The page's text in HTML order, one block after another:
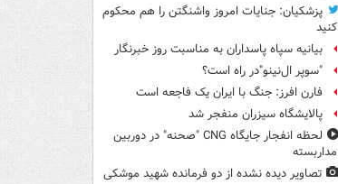
پزشکیان: جنایات امروز واشنگتن را هم محکوم
کنید
بیانیه سپاه پاسداران به مناسبت روز خبرنگار
"سوپر ال‌نینو"در راه است؟
فارن افرز: جنگ با ایران یک فاجعه است
پالایشگاه سیزران منفجر شد
لحظه انفجار جایگاه CNG "صحنه" در دوربین
مداربسته
تصاویر دیده‌ نشده از دو فرمانده شهید موشکی